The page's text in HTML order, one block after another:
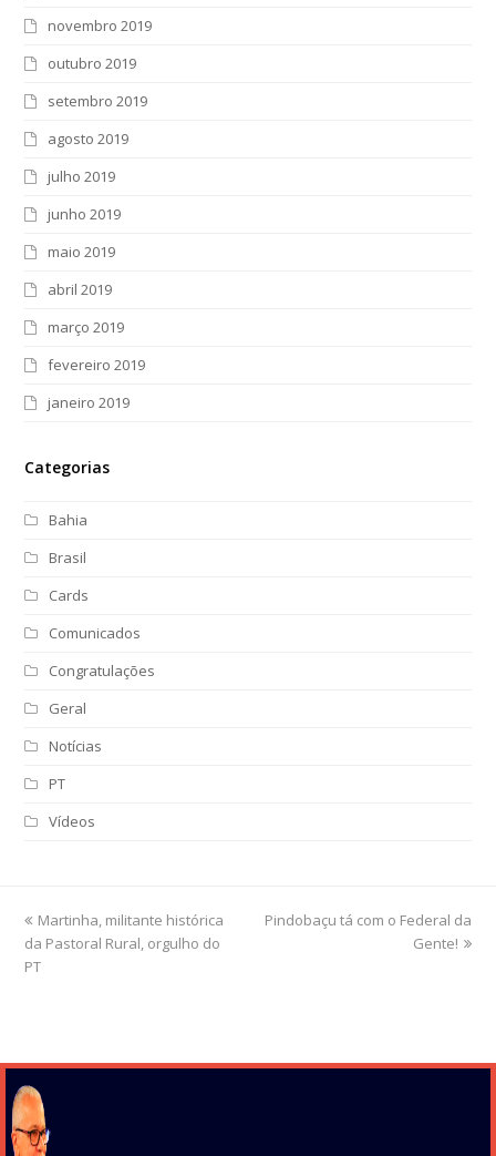
novembro 2019
outubro 2019
setembro 2019
agosto 2019
julho 2019
junho 2019
maio 2019
abril 2019
março 2019
fevereiro 2019
janeiro 2019
Categorias
Bahia
Brasil
Cards
Comunicados
Congratulações
Geral
Notícias
PT
Vídeos
previous
post:
Martinha, militante histórica
da Pastoral Rural, orgulho do
PT
next
Pindobaçu tá com o Federal da
Gente!